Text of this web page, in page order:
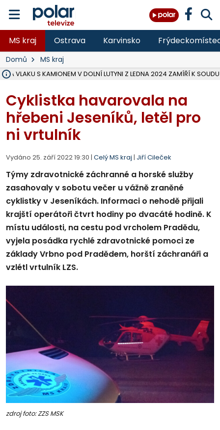
MS kraj Ostrava Karvinsko
Domů MS kraj
VLAKU S KAMIONEM V DOLNÍ LUTYNI Z LEDNA 2024 ZAMÍŘÍ K SOUDU
Cyklistka havarovala na
hřebeni Jeseníků, letěl pro
ni vrtulník
Vydáno 25. září 2022 19:30 | Celý MS kraj | Jiří Cileček
Týmy zdravotnické záchranné a horské služby
zasahovaly v sobotu večer u vážně zraněné
cyklistky v Jeseníkách. Informaci o nehodě přijali
krajští operátoři čtvrt hodiny po dvacáté hodině. K
místu události, na cestu pod vrcholem Pradědu,
vyjela posádka rychlé zdravotnické pomoci ze
základy Vrbno pod Pradědem, horští záchranáři a
vzlétl vrtulník LZS.
zdroj foto: ZZS MSK